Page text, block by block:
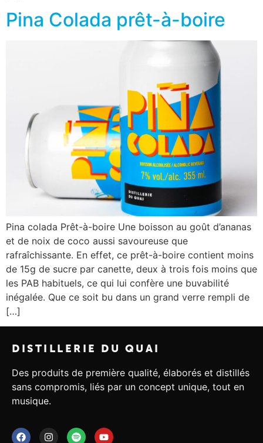
Pina Colada prêt-à-boire
Pina colada Prêt-à-boire Une boisson au goût d’ananas
et de noix de coco aussi savoureuse que
rafraîchissante. En effet, ce prêt-à-boire contient moins
de 15g de sucre par canette, deux à trois fois moins que
les PAB habituels, ce qui lui confère une buvabilité
inégalée. Que ce soit bu dans un grand verre rempli de
[…]
DISTILLERIE DU QUAI
Des produits de première qualité, élaborés et distillés
sans compromis, liés par un concept unique, tout en
musique.